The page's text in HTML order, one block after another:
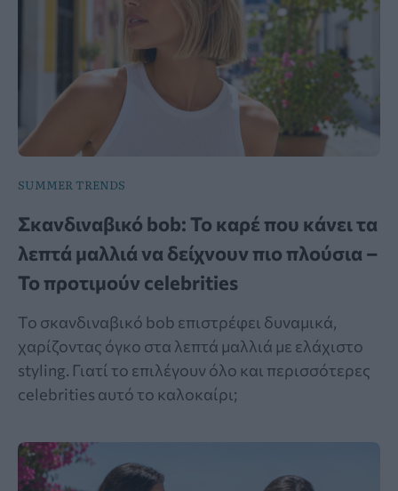
SUMMER TRENDS
Σκανδιναβικό bob: Το καρέ που κάνει τα
λεπτά μαλλιά να δείχνουν πιο πλούσια –
Το προτιμούν celebrities
Το σκανδιναβικό bob επιστρέφει δυναμικά,
χαρίζοντας όγκο στα λεπτά μαλλιά με ελάχιστο
styling. Γιατί το επιλέγουν όλο και περισσότερες
celebrities αυτό το καλοκαίρι;